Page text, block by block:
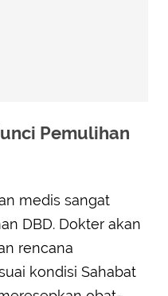
Pemulihan
medis sangat
DBD. Dokter akan
rencana
kondisi Sahabat